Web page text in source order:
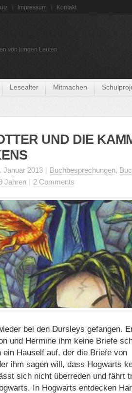
Impressum Kontakt
von jungen Leuten
Lesealter Mitmachen
UND DIE
Januar 2013 | Buchbesprechungen,
Jahren | 2 Comments
bei den Dursleys gefangen.
und Hermine ihm keine Briefe
ein Hauself auf, der die Briefe von
ihm sagen will, dass Hogwarts
sich nicht überreden und fährt
In Hogwarts entdecken